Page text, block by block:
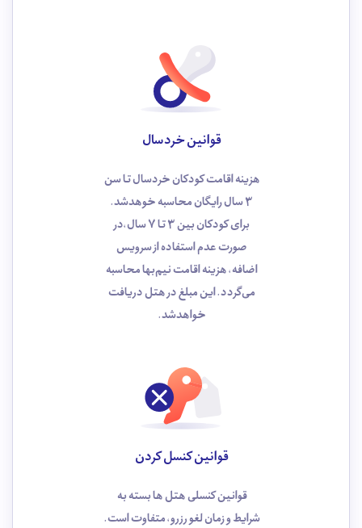
قوانین خردسال
هزینه اقامت کودکان خردسال تا سن
3 سال رایگان محاسبه خوهد‌شد.
برای کودکان بین 3 تا 7 سال،در
صورت عدم استفاده از سرویس
اضافه، هزینه اقامت نیم‌بها محاسبه
می‌گردد. این مبلغ در هتل دریافت
خواهدشد.
قوانین کنسل کردن
قوانین کنسلی هتل ها بسته به
شرایط و زمان لغو رزرو، متفاوت است.